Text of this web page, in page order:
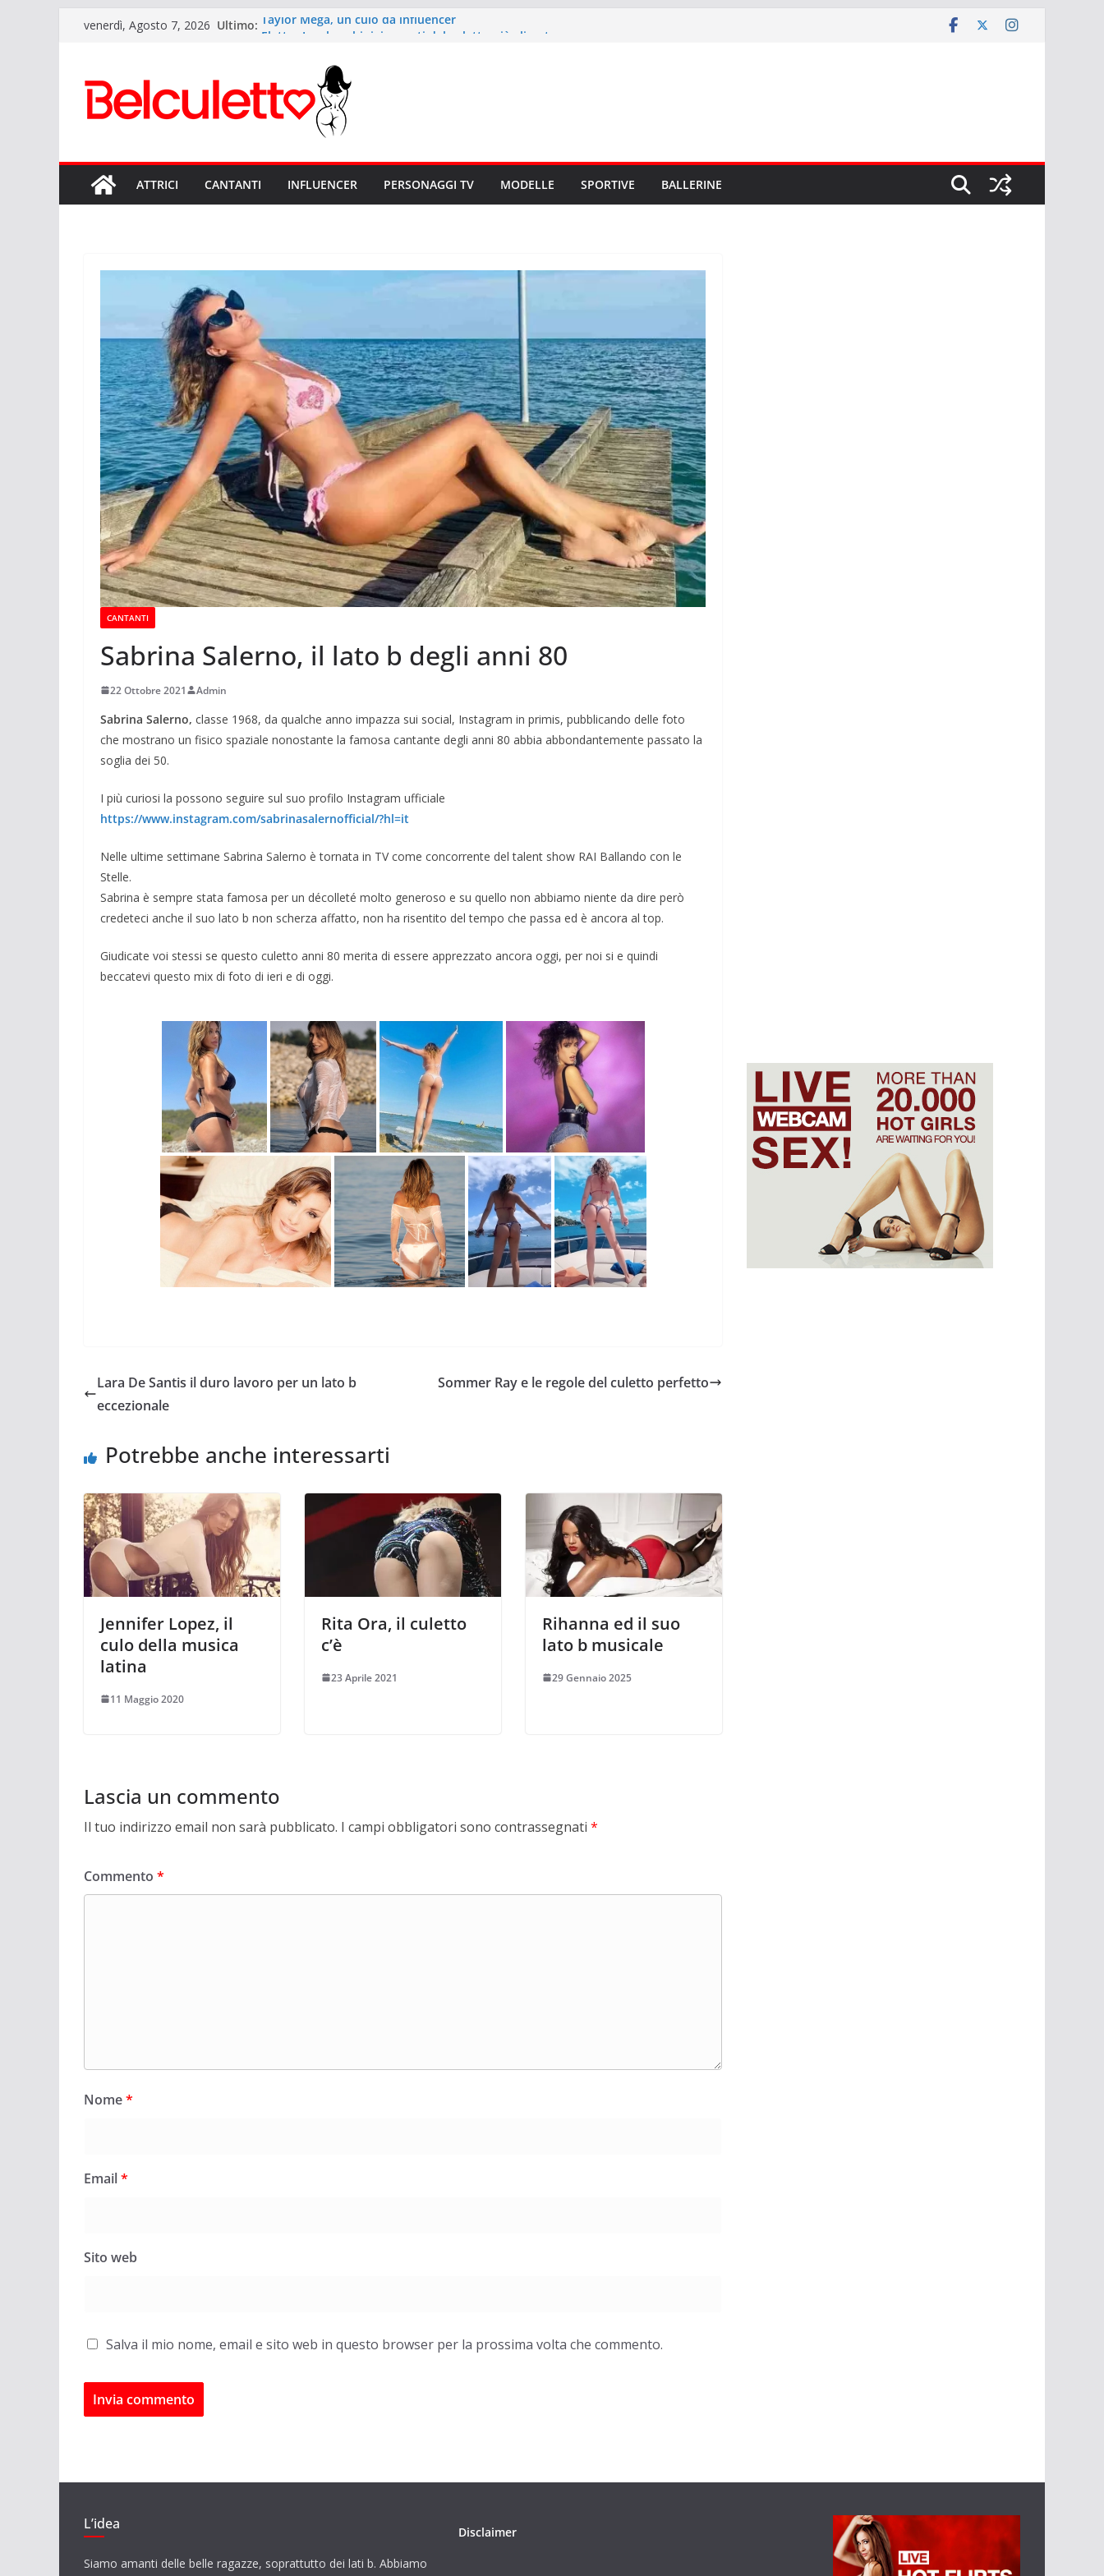
Saltavenerdì, Agosto 7, 2026 Ultimo: Taylor Mega, un culo da influencer
Anitta: il Lato B più potente del pop mondiale
Sexy Giorgia il lato b di Onlyfans
Rihanna ed il suo lato b musicale
ATTRICI CANTANTI INFLUENCER PERSONAGGI TV MODELLE SPORTIVE BALLERINE
CANTANTI
Sabrina Salerno, il lato b degli anni 80
22 Ottobre 2021 Admin
Sabrina Salerno, classe 1968, da qualche anno impazza sui social, Instagram in primis, pubblicando delle foto
che mostrano un fisico spaziale nonostante la famosa cantante degli anni 80 abbia abbondantemente passato la
soglia dei 50.
I più curiosi la possono seguire sul suo profilo Instagram ufficiale
https://www.instagram.com/sabrinasalernofficial/?hl=it
Nelle ultime settimane Sabrina Salerno è tornata in TV come concorrente del talent show RAI Ballando con le
Stelle.
Sabrina è sempre stata famosa per un décolleté molto generoso e su quello non abbiamo niente da dire però
credeteci anche il suo lato b non scherza affatto, non ha risentito del tempo che passa ed è ancora al top.
Giudicate voi stessi se questo culetto anni 80 merita di essere apprezzato ancora oggi, per noi si e quindi
beccatevi questo mix di foto di ieri e di oggi.
Lara De Santis il duro lavoro per un lato b
eccezionale
Sommer Ray e le regole del culetto perfetto
Potrebbe anche interessarti
Jennifer Lopez, il
culo della musica
latina
11 Maggio 2020
Rita Ora, il culetto
c’è
23 Aprile 2021
Rihanna ed il suo
lato b musicale
29 Gennaio 2025
Lascia un commento
Il tuo indirizzo email non sarà pubblicato. I campi obbligatori sono contrassegnati *
Commento *
Nome*
Email*
Sito web
Salva il mio nome, email e sito web in questo browser per la prossima volta che commento.
L’idea
Siamo amanti delle belle ragazze, soprattutto dei lati b. Abbiamo
Disclaimer